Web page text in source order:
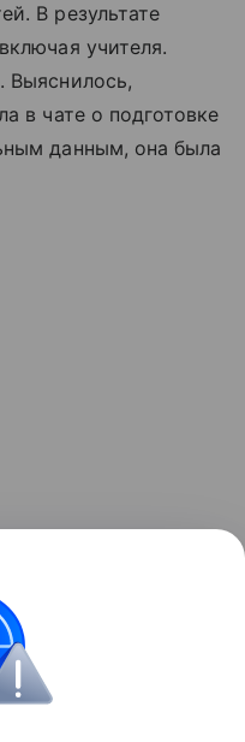
В результате
учителя.
Выяснилось,
в чате о подготовке
данным, она была